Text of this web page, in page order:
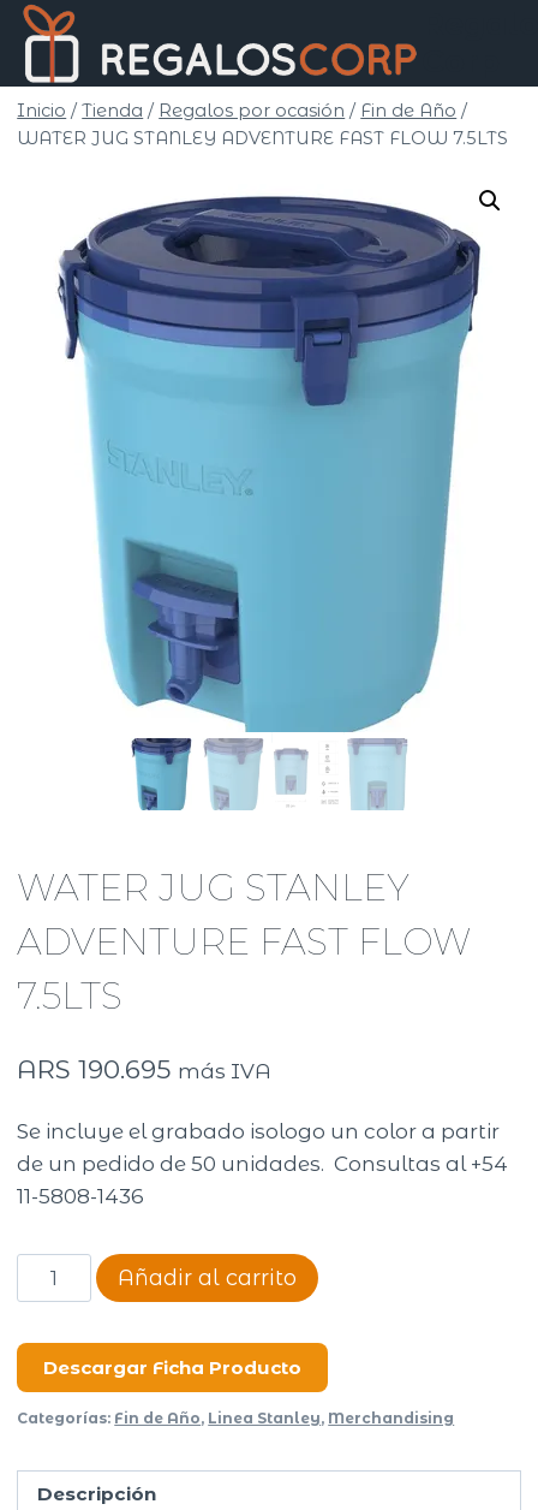
Saltar
contenido
Inicio / Tienda / Regalos por ocasión / Fin de Año /
WATER JUG STANLEY ADVENTURE FAST FLOW 7.5LTS
WATER JUG STANLEY
ADVENTURE FAST FLOW
7.5LTS
ARS 190.695 más IVA
Se incluye el grabado isologo un color a partir
de un pedido de 50 unidades. Consultas al +54
11-5808-1436
WATER
JUG
ADVENTURE
FAST
FLOW
cantidad
Añadir al carrito
Descargar Ficha Producto
Categorías: Fin de Año, Linea Stanley, Merchandising
Descripción